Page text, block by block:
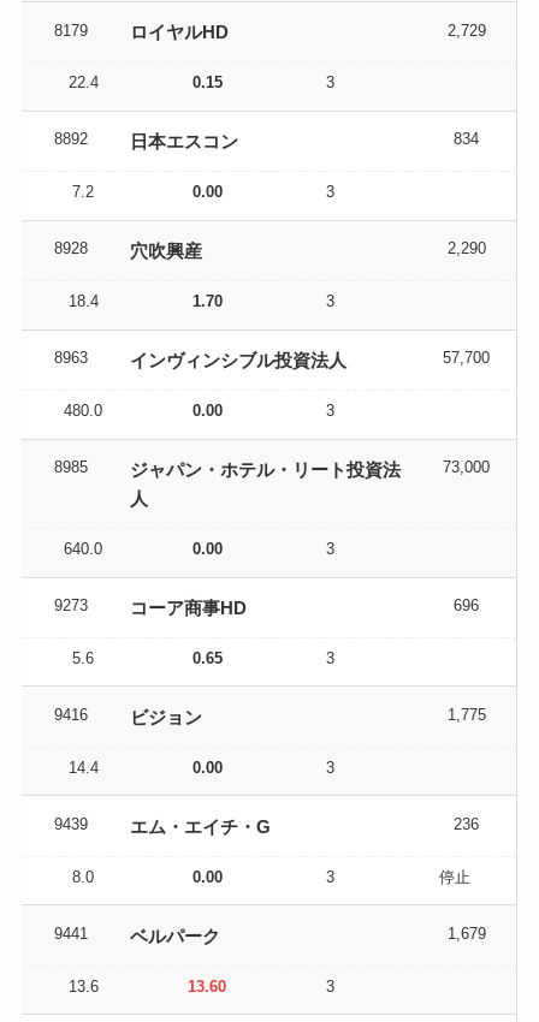
8179 ロイヤルHD 2,729
22.4 0.15 3
8892 日本エスコン 834
7.2 0.00 3
8928 穴吹興産 2,290
18.4 1.70 3
8963 インヴィンシブル投資法人 57,700
480.0 0.00 3
8985
ジャパン・ホテル・リート投資法
人
73,000
640.0 0.00 3
9273 コーア商事HD 696
5.6 0.65 3
9416 ビジョン 1,775
14.4 0.00 3
9439 エム・エイチ・G 236
8.0 0.00 3 停止
9441 ベルパーク 1,679
13.6 13.60 3